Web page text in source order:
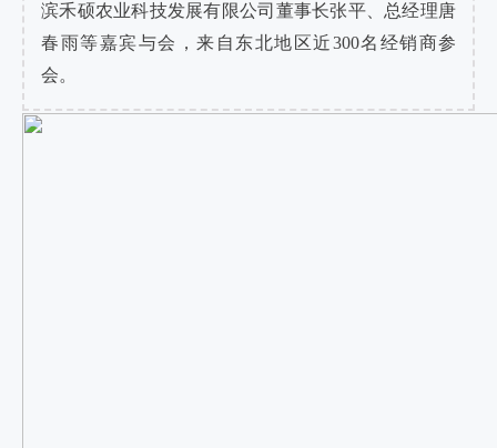
滨禾硕农业科技发展有限公司董事长张平、总经理唐
春雨等嘉宾与会，来自东北地区近300名经销商参
会。